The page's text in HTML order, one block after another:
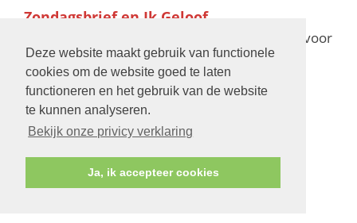
Deze website maakt gebruik van functionele
cookies om de website goed te laten
functioneren en het gebruik van de website
te kunnen analyseren.
Bekijk onze privicy verklaring
Ja, ik accepteer cookies
Zondagsbrief en Ik Geloof
voor
de verschijningsdata in 2025 en 2026
Bijbelschool